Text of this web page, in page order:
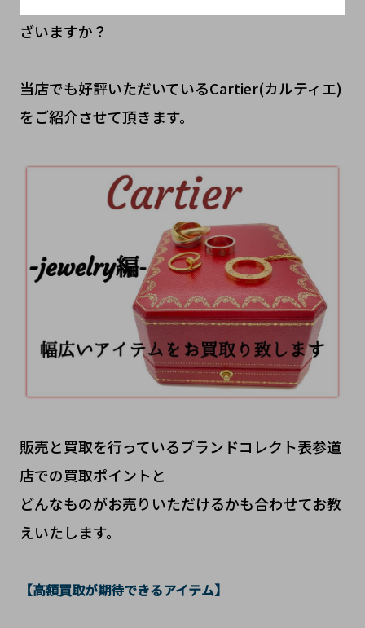
ざいますか？
当店でも好評いただいているCartier(カルティエ)
をご紹介させて頂きます。
販売と買取を行っているブランドコレクト表参道
店での買取ポイントと
どんなものがお売りいただけるかも合わせてお教
えいたします。
【高額買取が期待できるアイテム】